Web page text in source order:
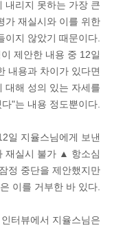
내리지 못하는 가장 큰
가 재실시와 이를 위한
지 않았기 때문이다.
제안한 내용 중 12일
내용과 차이가 있다면
대해 성의 있는 자세를
다"는 내용 정도뿐이다.
일 지율스님에게 보낸
재실시 불가 ▲ 항소심
정 중단을 제안했지만
이를 거부한 바 있다.
터뷰에서 지율스님은